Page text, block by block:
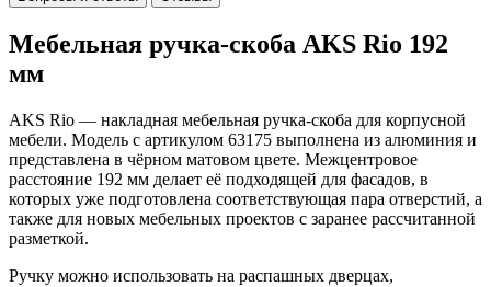
Мебельная ручка-скоба AKS Rio 192
мм
AKS Rio — накладная мебельная ручка-скоба для корпусной
мебели. Модель с артикулом 63175 выполнена из алюминия и
представлена в чёрном матовом цвете. Межцентровое
расстояние 192 мм делает её подходящей для фасадов, в
которых уже подготовлена соответствующая пара отверстий, а
также для новых мебельных проектов с заранее рассчитанной
разметкой.
Ручку можно использовать на распашных дверцах,